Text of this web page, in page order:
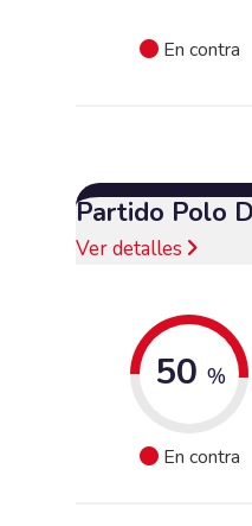
En contra
Partido Polo
Ver detalles
50 %
En contra